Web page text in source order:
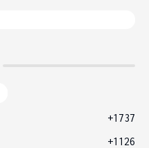
+1737
+1126